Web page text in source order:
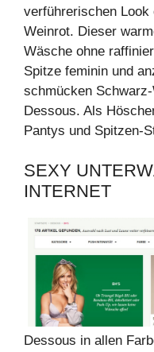
verführerischen Look
Weinrot. Dieser
Wäsche ohne
Spitze feminin und
schmücken
Dessous. Als
Pantys und Spitzen-
SEXY
INTERNET
Dessous in allen